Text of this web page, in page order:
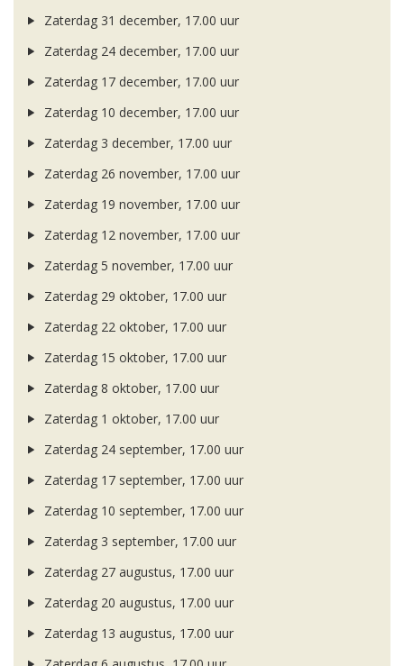
Zaterdag 31 december, 17.00 uur
Zaterdag 24 december, 17.00 uur
Zaterdag 17 december, 17.00 uur
Zaterdag 10 december, 17.00 uur
Zaterdag 3 december, 17.00 uur
Zaterdag 26 november, 17.00 uur
Zaterdag 19 november, 17.00 uur
Zaterdag 12 november, 17.00 uur
Zaterdag 5 november, 17.00 uur
Zaterdag 29 oktober, 17.00 uur
Zaterdag 22 oktober, 17.00 uur
Zaterdag 15 oktober, 17.00 uur
Zaterdag 8 oktober, 17.00 uur
Zaterdag 1 oktober, 17.00 uur
Zaterdag 24 september, 17.00 uur
Zaterdag 17 september, 17.00 uur
Zaterdag 10 september, 17.00 uur
Zaterdag 3 september, 17.00 uur
Zaterdag 27 augustus, 17.00 uur
Zaterdag 20 augustus, 17.00 uur
Zaterdag 13 augustus, 17.00 uur